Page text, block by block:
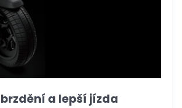
a lepší jízda